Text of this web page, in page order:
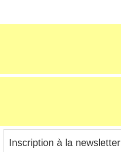
Inscription à la newsletter